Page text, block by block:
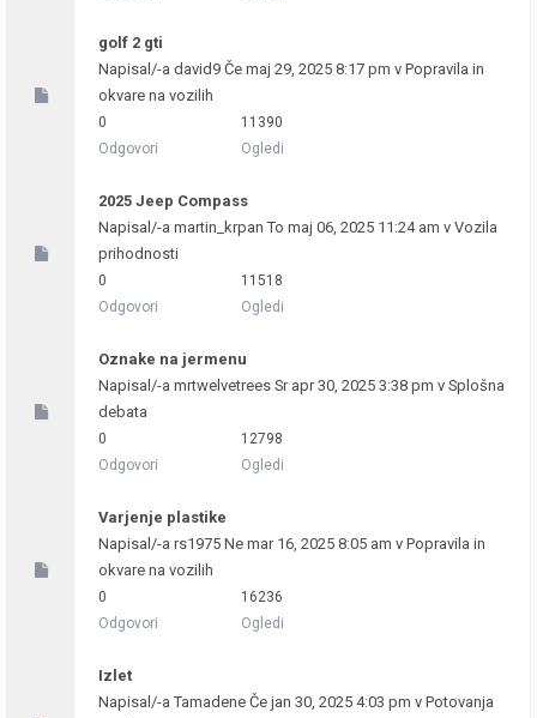
golf 2 gti
Napisal/-a david9 Če maj 29, 2025 8:17 pm v Popravila in
okvare na vozilih
0
Odgovori
11390
Ogledi
2025 Jeep Compass
Napisal/-a martin_krpan To maj 06, 2025 11:24 am v Vozila
prihodnosti
0
Odgovori
11518
Ogledi
Oznake na jermenu
Napisal/-a mrtwelvetrees Sr apr 30, 2025 3:38 pm v Splošna
debata
0
Odgovori
12798
Ogledi
Varjenje plastike
Napisal/-a rs1975 Ne mar 16, 2025 8:05 am v Popravila in
okvare na vozilih
0
Odgovori
16236
Ogledi
Izlet
Napisal/-aTamadene Če jan 30, 2025 4:03 pm v Potovanja